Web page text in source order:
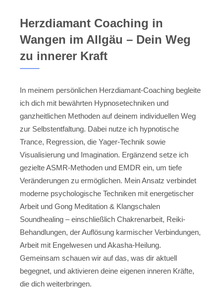
Herzdiamant Coaching in
Wangen im Allgäu – Dein Weg
zu innerer Kraft
In meinem persönlichen Herzdiamant-Coaching begleite
ich dich mit bewährten Hypnosetechniken und
ganzheitlichen Methoden auf deinem individuellen Weg
zur Selbstentfaltung. Dabei nutze ich hypnotische
Trance, Regression, die Yager-Technik sowie
Visualisierung und Imagination. Ergänzend setze ich
gezielte ASMR-Methoden und EMDR ein, um tiefe
Veränderungen zu ermöglichen. Mein Ansatz verbindet
moderne psychologische Techniken mit energetischer
Arbeit und Gong Meditation & Klangschalen
Soundhealing – einschließlich Chakrenarbeit, Reiki-
Behandlungen, der Auflösung karmischer Verbindungen,
Arbeit mit Engelwesen und Akasha-Heilung.
Gemeinsam schauen wir auf das, was dir aktuell
begegnet, und aktivieren deine eigenen inneren Kräfte,
die dich weiterbringen.